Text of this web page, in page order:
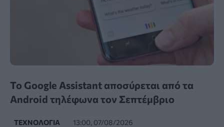
Το Google Assistant αποσύρεται από τα
Android τηλέφωνα τον Σεπτέμβριο
ΤΕΧΝΟΛΟΓΊΑ 13:00, 07/08/2026